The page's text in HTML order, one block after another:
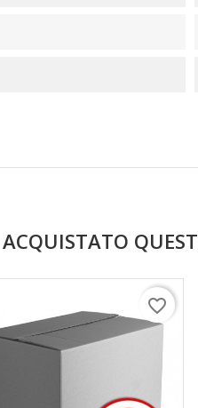
favorite_border